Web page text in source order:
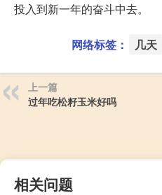
投入到新一年的奋斗中去。
网络标签： 几天
上一篇
过年吃松籽玉米好吗
相关问题